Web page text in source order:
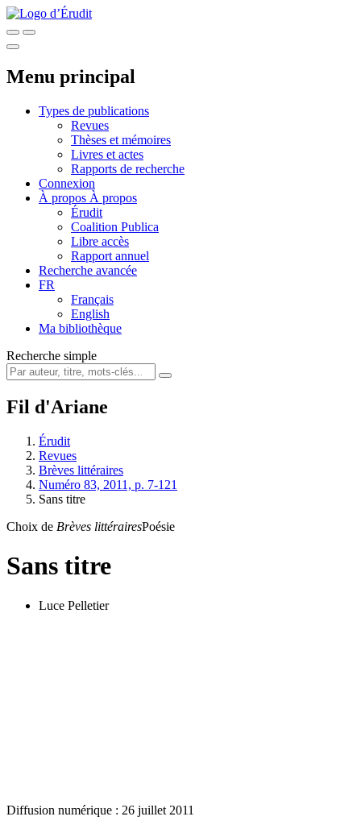
Menu principal
Types de publications
Revues
Thèses et mémoires
Livres et actes
Rapports de recherche
Connexion
À propos À propos
Érudit
Coalition Publica
Libre accès
Rapport annuel
Recherche avancée
FR
Français
English
Ma bibliothèque
Recherche simple
Fil d'Ariane
Érudit
Revues
Brèves littéraires
Numéro 83, 2011, p. 7-121
Sans titre
Choix de Brèves littérairesPoésie
Sans titre
Luce Pelletier
Diffusion numérique : 26 juillet 2011